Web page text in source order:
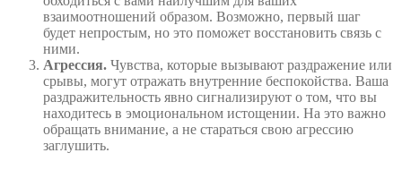
взаимоотношений образом. Возможно, первый шаг
будет непростым, но это поможет восстановить связь с
ними.
Агрессия. Чувства, которые вызывают раздражение или
срывы, могут отражать внутренние беспокойства. Ваша
раздражительность явно сигнализируют о том, что вы
находитесь в эмоциональном истощении. На это важно
обращать внимание, а не стараться свою агрессию
заглушить.